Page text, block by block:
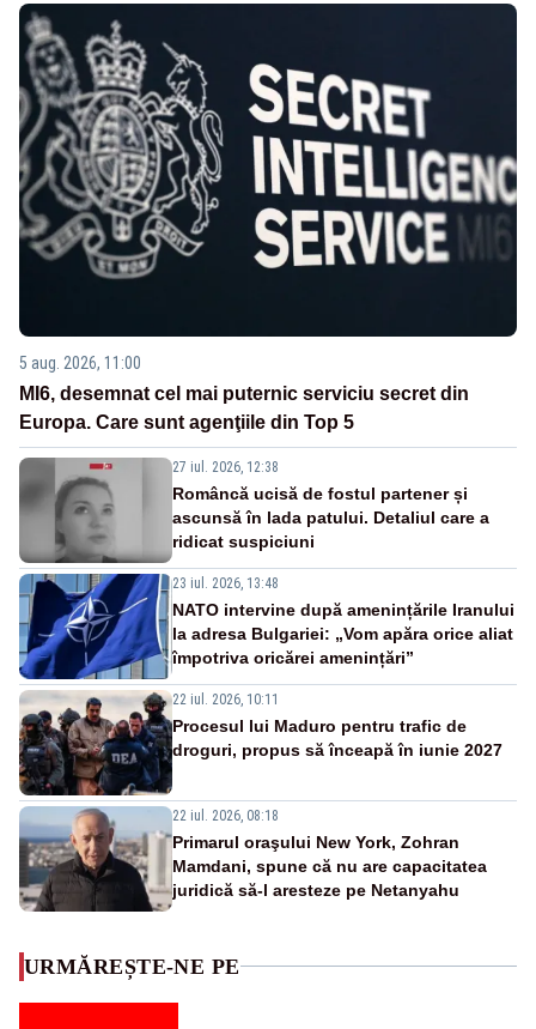
5 aug. 2026, 11:00
MI6, desemnat cel mai puternic serviciu secret din
Europa. Care sunt agenţiile din Top 5
27 iul. 2026, 12:38
Româncă ucisă de fostul partener și
ascunsă în lada patului. Detaliul care a
ridicat suspiciuni
23 iul. 2026, 13:48
NATO intervine după amenințările Iranului
la adresa Bulgariei: „Vom apăra orice aliat
împotriva oricărei amenințări”
22 iul. 2026, 10:11
Procesul lui Maduro pentru trafic de
droguri, propus să înceapă în iunie 2027
22 iul. 2026, 08:18
Primarul oraşului New York, Zohran
Mamdani, spune că nu are capacitatea
juridică să-l aresteze pe Netanyahu
URMĂREȘTE-NE PE